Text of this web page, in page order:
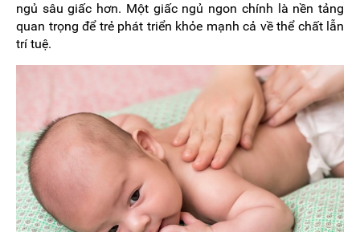
ngủ sâu giấc hơn. Một giấc ngủ ngon chính là nền tảng
quan trọng để trẻ phát triển khỏe mạnh cả về thể chất lẫn
trí tuệ.